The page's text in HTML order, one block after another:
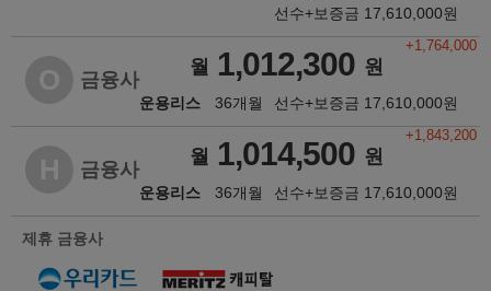
선수+보증금 17,610,000원
금융사
운용리스
월 1,012,300 원
+1,764,000
36개월 선수+보증금 17,610,000원
금융사
운용리스
월 1,014,500 원
+1,843,200
36개월 선수+보증금 17,610,000원
제휴 금융사